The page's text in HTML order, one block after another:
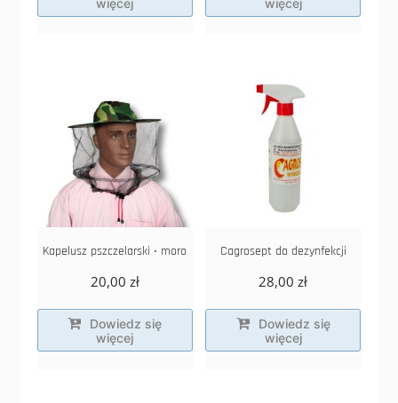
więcej
więcej
Kapelusz pszczelarski • moro
20,00 zł
Dowiedz się
więcej
Cagrosept do dezynfekcji
28,00zł
Dowiedz się
więcej